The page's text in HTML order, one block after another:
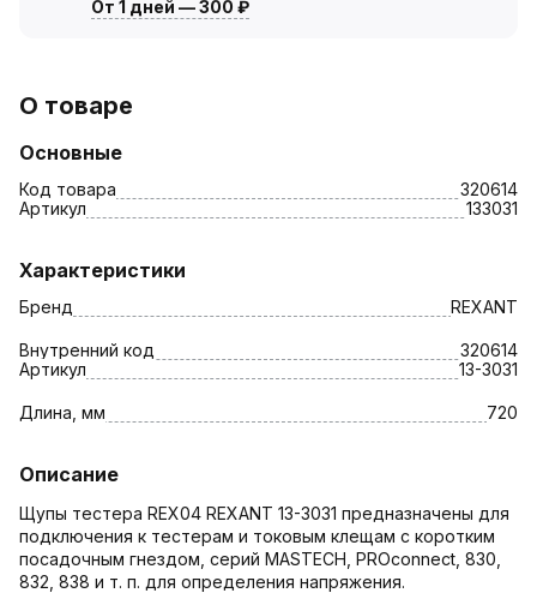
От 1 дней —300 ₽
О товаре
Основные
Код товара
320614
Артикул
133031
Характеристики
Бренд REXANT
Внутренний код
320614
Артикул
13-3031
Длина, мм 720
Описание
Щупы тестера REX04 REXANT 13-3031 предназначены для
подключения к тестерам и токовым клещам с коротким
посадочным гнездом, серий MASTECH, PROconnect, 830,
832, 838 и т. п. для определения напряжения.